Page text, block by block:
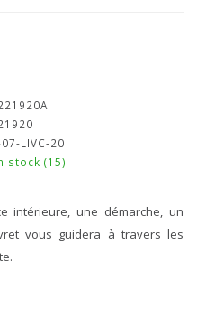
LIVC-20
stock (15)
intérieure, une démarche, un
vous guidera à travers les